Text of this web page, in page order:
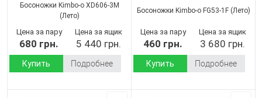
Босоножки Kimbo-o XD606-3M
(Лето)
Цена за пару
680 грн.
Цена за ящик
5 440 грн.
Купить Подробнее
Босоножки Kimbo-o FG53-1F(Лето)
Цена за пару
460 грн.
Цена за ящик
3 680 грн.
Купить Подробнее